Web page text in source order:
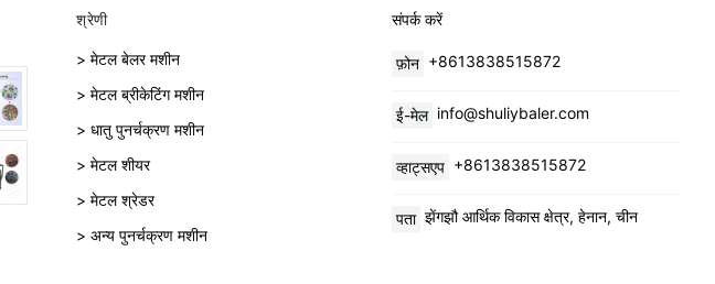
श्रेणी
> मेटल बेलर मशीन
> मेटल ब्रीकेटिंग मशीन
> धातु पुनर्चक्रण मशीन
> मेटल शीयर
> मेटल श्रेडर
> अन्य पुनर्चक्रण मशीन
संपर्क करें
फ़ोन +8613838515872
ई-मेल info@shuliybaler.com
व्हाट्सएप +8613838515872
पता झेंगझौ आर्थिक विकास क्षेत्र, हेनान, चीन